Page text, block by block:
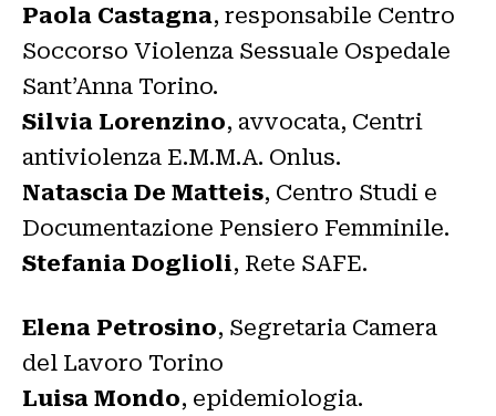
Paola Castagna, responsabile Centro
Soccorso Violenza Sessuale Ospedale
Sant’Anna Torino.
Silvia Lorenzino, avvocata, Centri
antiviolenza E.M.M.A. Onlus.
Natascia De Matteis, Centro Studi e
Documentazione Pensiero Femminile.
Stefania Doglioli, Rete SAFE.
Elena Petrosino, Segretaria Camera
del Lavoro Torino
Luisa Mondo, epidemiologia.